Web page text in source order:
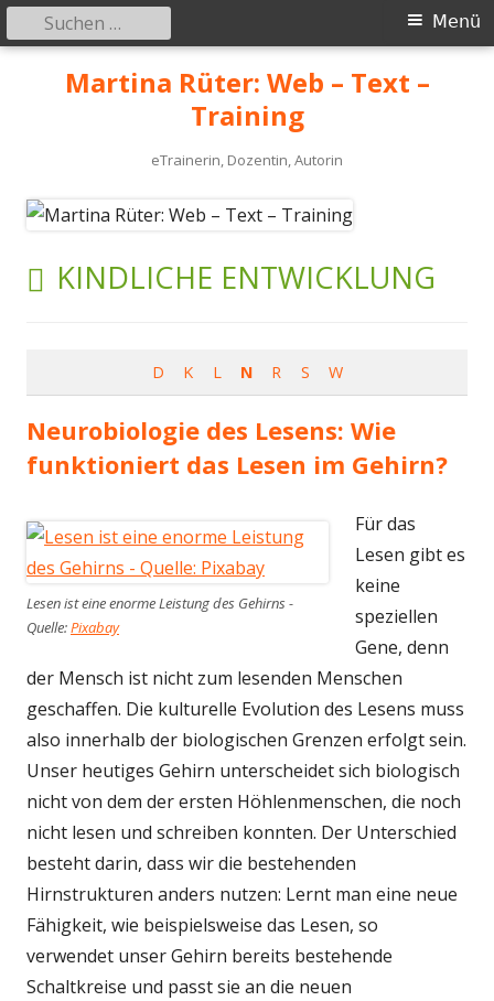
Martina Rüter: Web – Text –
Training
eTrainerin, Dozentin, Autorin
Primäres
Menü
Menü
Suchen
nach:
SCHLAGWORT:
KINDLICHE ENTWICKLUNG
D K L N R S W
Neurobiologie des Lesens: Wie
funktioniert das Lesen im Gehirn?
Lesen ist eine enorme Leistung des Gehirns -
Quelle:Pixabay
Für das
Lesen gibt es
keine
speziellen
Gene, denn
der Mensch ist nicht zum lesenden Menschen
geschaffen. Die kulturelle Evolution des Lesens muss
also innerhalb der biologischen Grenzen erfolgt sein.
Unser heutiges Gehirn unterscheidet sich biologisch
nicht von dem der ersten Höhlenmenschen, die noch
nicht lesen und schreiben konnten. Der Unterschied
besteht darin, dass wir die bestehenden
Hirnstrukturen anders nutzen: Lernt man eine neue
Fähigkeit, wie beispielsweise das Lesen, so
verwendet unser Gehirn bereits bestehende
Schaltkreise und passt sie an die neuen